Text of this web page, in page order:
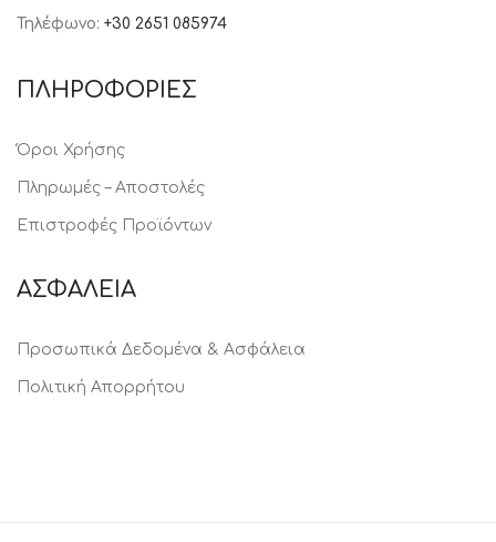
Τηλέφωνο: +30 2651 085974
ΠΛΗΡΟΦΟΡΙΕΣ
Όροι Χρήσης
Πληρωμές – Αποστολές
Επιστροφές Προϊόντων
ΑΣΦΑΛΕΙΑ
Προσωπικά Δεδομένα & Ασφάλεια
Πολιτική Απορρήτου